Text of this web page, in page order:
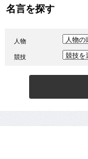
名言を探す
人物
競技